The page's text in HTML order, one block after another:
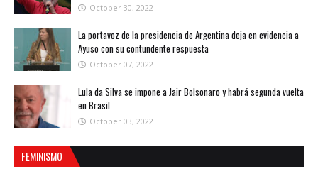
October 30, 2022
La portavoz de la presidencia de Argentina deja en evidencia a
Ayuso con su contundente respuesta
October 07, 2022
Lula da Silva se impone a Jair Bolsonaro y habrá segunda vuelta
en Brasil
October 03, 2022
FEMINISMO